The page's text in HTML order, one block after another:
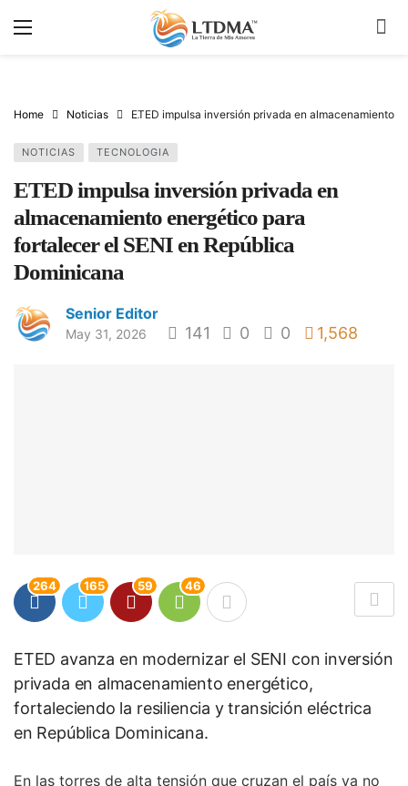
Home Noticias ETED impulsa inversión privada en almacenamiento
NOTICIAS TECNOLOGIA
ETED impulsa inversión privada en
almacenamiento energético para
fortalecer el SENI en República
Dominicana
Senior Editor
May 31, 2026 141 0 0 1,568
264 165 59 46
ETED avanza en modernizar el SENI con inversión
privada en almacenamiento energético,
fortaleciendo la resiliencia y transición eléctrica
en República Dominicana.
En las torres de alta tensión que cruzan el país ya no